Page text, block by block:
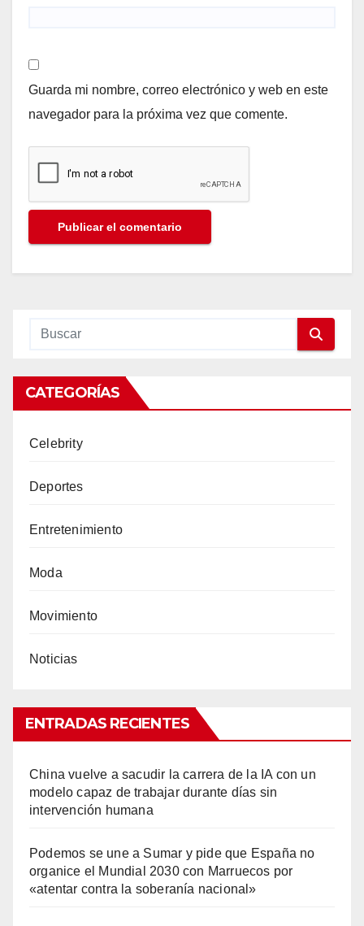
Guarda mi nombre, correo electrónico y web en este
navegador para la próxima vez que comente.
CATEGORÍAS
Celebrity
Deportes
Entretenimiento
Moda
Movimiento
Noticias
ENTRADAS RECIENTES
China vuelve a sacudir la carrera de la IA con un
modelo capaz de trabajar durante días sin
intervención humana
Podemos se une a Sumar y pide que España no
organice el Mundial 2030 con Marruecos por
«atentar contra la soberanía nacional»